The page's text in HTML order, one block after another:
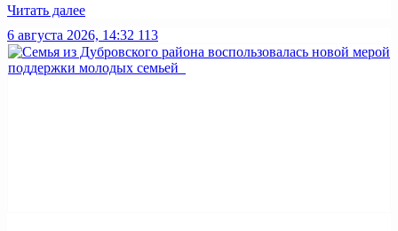
Читать далее
6 августа 2026, 14:32 113